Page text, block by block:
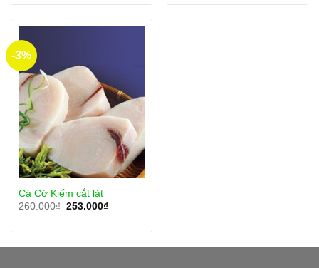
-3%
Cá Cờ Kiếm cắt lát
260.000₫ Giá
260.000₫.
253.000₫Giá
là: